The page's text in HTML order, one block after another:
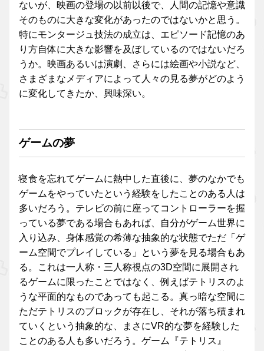
ないが、映画の登場の以前以後で、人間の記憶や意識
そのものに大きな変化があったのではないかと思う。
特にモンタージュ技法の成立は、エピソード記憶のあ
り方自体に大きな影響を及ぼしているのではないだろ
うか。映画あるいは演劇、さらには絵画や小説など、
さまざまなメディアによって人々の見る夢がどのよう
に変化してきたか、興味深い。
ゲームの夢
寝食を忘れてゲームに熱中した直後に、夢のなかでも
ゲームをやっていたという経験をしたことのある人は
多いだろう。テレビの前に座ってコントローラーを握
っている夢である場合もあれば、自分がゲーム世界に
入り込み、身体感覚の希薄な抽象的な状態でただ「ゲ
ーム空間でプレイしている」という夢を見る場合もあ
る。これは一人称・三人称視点の3D空間に展開され
るゲームに限ったことではなく、例えばテトリスのよ
うな平面的なものであっても起こる。真っ暗な空間に
ただテトリスのブロックが存在し、それが落ち積まれ
ていくという抽象的な、まさにVR的な夢を経験した
ことのある人も多いだろう。ゲーム『テトリス』